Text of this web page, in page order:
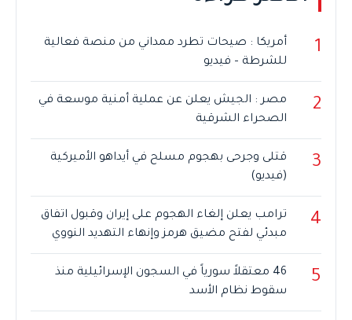
1
أمريكا : صيحات تطرد ممداني من منصة فعالية
للشرطة – فيديو
2
مصر : الجيش يعلن عن عملية أمنية موسعة في
الصحراء الشرقية
3
قتلى وجرحى بهجوم مسلح في أيداهو الأميركية
(فيديو)
4
ترامب يعلن إلغاء الهجوم على إيران وقبول اتفاق
مبدئي لفتح مضيق هرمز وإنهاء التهديد النووي
5
46 معتقلاً سورياً في السجون الإسرائيلية منذ
سقوط نظام الأسد